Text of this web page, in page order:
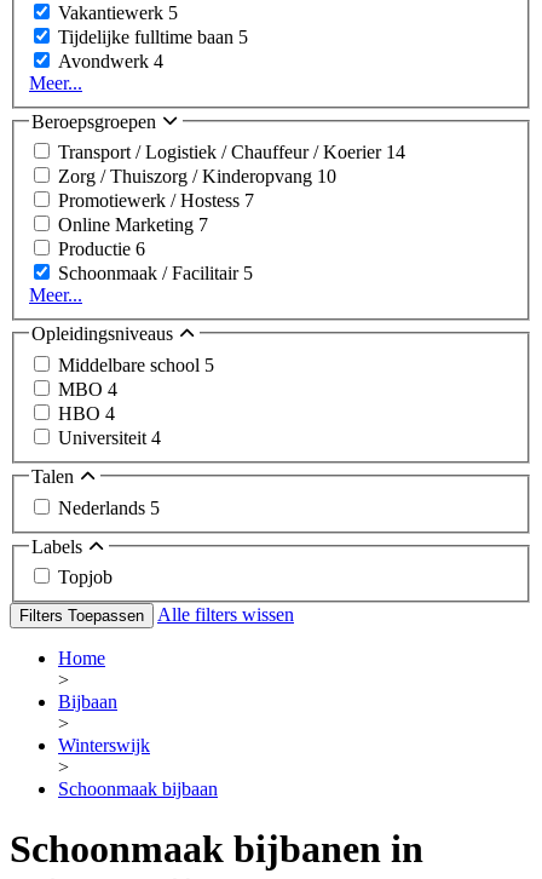
Vakantiewerk 5
Tijdelijke fulltime baan 5
Avondwerk 4
Meer...
Beroepsgroepen
Transport / Logistiek / Chauffeur / Koerier 14
Zorg / Thuiszorg / Kinderopvang 10
Promotiewerk / Hostess 7
Online Marketing 7
Productie 6
Schoonmaak / Facilitair 5
Meer...
Opleidingsniveaus
Middelbare school 5
MBO 4
HBO 4
Universiteit 4
Talen
Nederlands 5
Labels
Topjob
Filters Toepassen Alle filters wissen
Home
>
Bijbaan
>
Winterswijk
>
Schoonmaak bijbaan
Schoonmaak bijbanen in